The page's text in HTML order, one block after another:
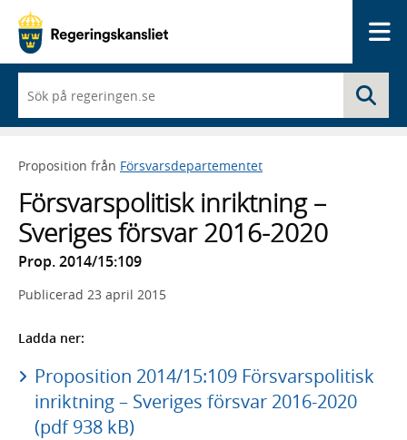
du
börjar
skriva
framträder
lista
med
sökförslag
Proposition från Försvarsdepartementet
Försvarspolitisk inriktning –
Sveriges försvar 2016-2020
Prop. 2014/15:109
Publicerad 23 april 2015
Ladda ner:
Proposition 2014/15:109 Försvarspolitisk
inriktning – Sveriges försvar 2016-2020
(pdf 938 kB)